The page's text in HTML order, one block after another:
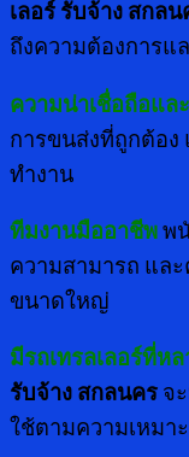
เลอร์ รับจ้าง สกลน
ถึงความต้องการแ
ความน่าเชื่อถือแล
การขนส่งที่ถูกต้อ
ทำงาน
ทีมงานมืออาชีพพ
ความสามารถ แล
ขนาดใหญ่
มีรถเทรลเลอร์ที่ห
รับจ้าง สกลนคร จ
ใช้ตามความเหมา